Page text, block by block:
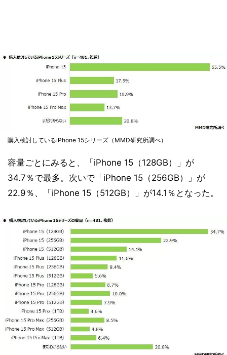
購入検討しているiPhone 15シリーズ（MMD研究所調べ）
容量ごとにみると、「iPhone 15（128GB）」が
34.7％で最多。次いで「iPhone 15（256GB）」が
22.9％、「iPhone 15（512GB）」が14.1％となった。